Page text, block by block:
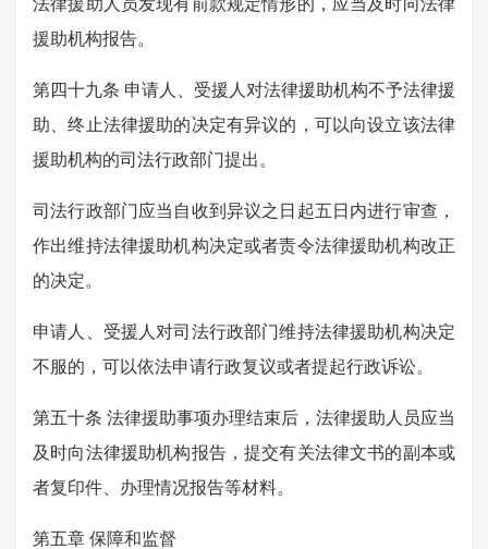
法律援助人员发现有前款规定情形的，应当及时向法律
援助机构报告。
第四十九条 申请人、受援人对法律援助机构不予法律援
助、终止法律援助的决定有异议的，可以向设立该法律
援助机构的司法行政部门提出。
司法行政部门应当自收到异议之日起五日内进行审查，
作出维持法律援助机构决定或者责令法律援助机构改正
的决定。
申请人、受援人对司法行政部门维持法律援助机构决定
不服的，可以依法申请行政复议或者提起行政诉讼。
第五十条 法律援助事项办理结束后，法律援助人员应当
及时向法律援助机构报告，提交有关法律文书的副本或
者复印件、办理情况报告等材料。
第五章 保障和监督